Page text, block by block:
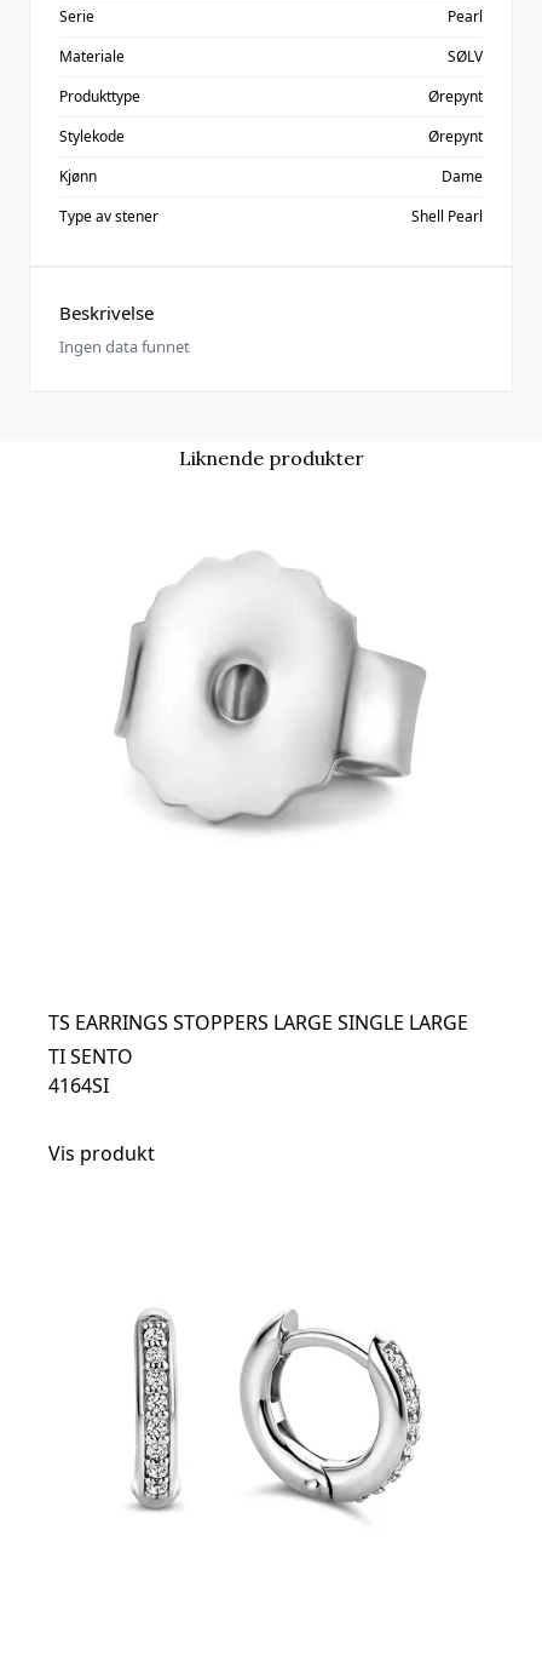
Beskrivelse
Ingen data funnet
Serie
Pearl
Materiale
SØLV
Produkttype
Ørepynt
Stylekode
Ørepynt
Kjønn
Dame
Type av stener
Shell Pearl
Liknende produkter
TS EARRINGS STOPPERS LARGE SINGLE LARGE
TI SENTO
4164SI
Vis produkt